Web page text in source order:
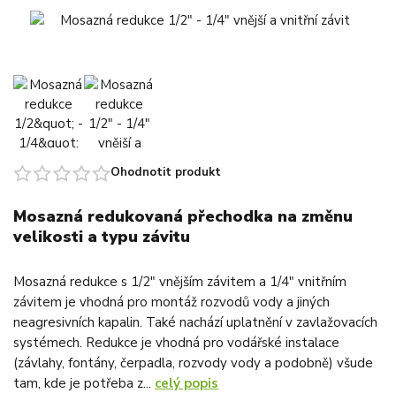
Ohodnotit produkt
Mosazná redukovaná přechodka na změnu
velikosti a typu závitu
Mosazná redukce s 1/2" vnějším závitem a 1/4" vnitřním
závitem je vhodná pro montáž rozvodů vody a jiných
neagresivních kapalin. Také nachází uplatnění v zavlažovacích
systémech. Redukce je vhodná pro vodářské instalace
(závlahy, fontány, čerpadla, rozvody vody a podobně) všude
tam, kde je potřeba z... celý popis